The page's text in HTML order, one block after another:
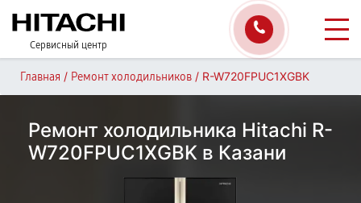
Сервисный центр
Главная / Ремонт холодильников / R-W720FPUC1XGBK
Ремонт холодильника Hitachi R-
W720FPUC1XGBK в Казани